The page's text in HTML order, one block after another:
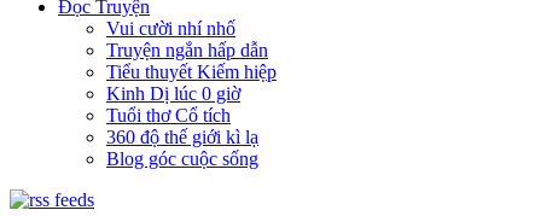
Đọc Truyện
Vui cười nhí nhố
Truyện ngắn hấp dẫn
Tiểu thuyết Kiếm hiệp
Kinh Dị lúc 0 giờ
Tuổi thơ Cổ tích
360 độ thế giới kì lạ
Blog góc cuộc sống